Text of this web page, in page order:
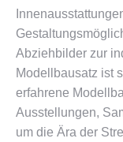
Abziehbilder zur
Modellbausatz ist
erfahrene
Ausstellungen,
um die Ära der